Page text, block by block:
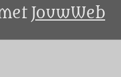
JouwWeb